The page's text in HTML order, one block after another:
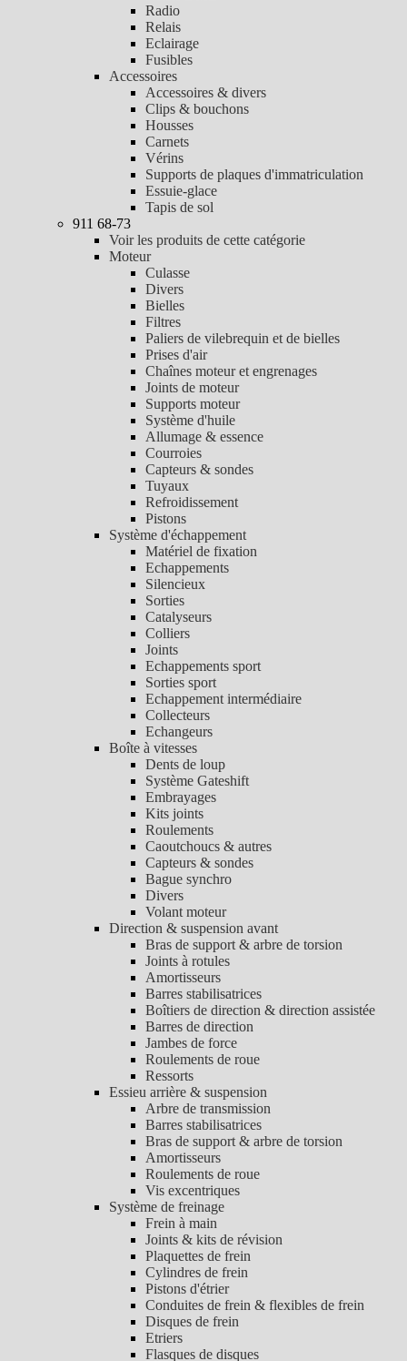
Radio
Relais
Eclairage
Fusibles
Accessoires
Accessoires & divers
Clips & bouchons
Housses
Carnets
Vérins
Supports de plaques d'immatriculation
Essuie-glace
Tapis de sol
911 68-73
Voir les produits de cette catégorie
Moteur
Culasse
Divers
Bielles
Filtres
Paliers de vilebrequin et de bielles
Prises d'air
Chaînes moteur et engrenages
Joints de moteur
Supports moteur
Système d'huile
Allumage & essence
Courroies
Capteurs & sondes
Tuyaux
Refroidissement
Pistons
Système d'échappement
Matériel de fixation
Echappements
Silencieux
Sorties
Catalyseurs
Colliers
Joints
Echappements sport
Sorties sport
Echappement intermédiaire
Collecteurs
Echangeurs
Boîte à vitesses
Dents de loup
Système Gateshift
Embrayages
Kits joints
Roulements
Caoutchoucs & autres
Capteurs & sondes
Bague synchro
Divers
Volant moteur
Direction & suspension avant
Bras de support & arbre de torsion
Joints à rotules
Amortisseurs
Barres stabilisatrices
Boîtiers de direction & direction assistée
Barres de direction
Jambes de force
Roulements de roue
Ressorts
Essieu arrière & suspension
Arbre de transmission
Barres stabilisatrices
Bras de support & arbre de torsion
Amortisseurs
Roulements de roue
Vis excentriques
Système de freinage
Frein à main
Joints & kits de révision
Plaquettes de frein
Cylindres de frein
Pistons d'étrier
Conduites de frein & flexibles de frein
Disques de frein
Etriers
Flasques de disques